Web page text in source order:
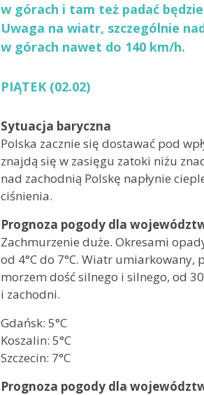
w górach i tam też padać
Uwaga na wiatr, szczególnie
w górach nawet do 140 km/h.
PIĄTEK (02.02)
Sytuacja baryczna
Polska zacznie się dostawać pod
znajdą się w zasięgu zatoki niżu
nad zachodnią Polskę napłynie
ciśnienia.
Prognoza pogody dla
Zachmurzenie duże. Okresami
od 4°C do 7°C. Wiatr
morzem dość silnego i silnego, od
i zachodni.
Gdańsk: 5°C
Koszalin: 5°C
Szczecin: 7°C
Prognoza pogody dla